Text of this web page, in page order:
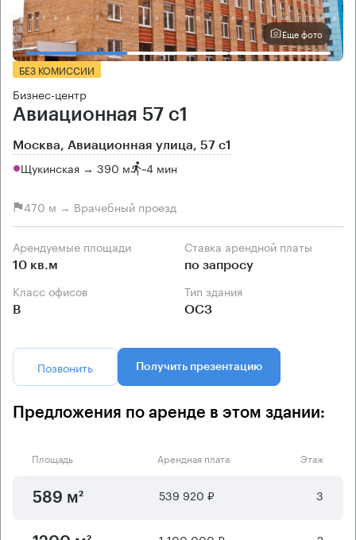
Еще фото
БЕЗ КОМИССИИ
Бизнес-центр
Авиационная 57 с1
Москва, Авиационная улица, 57 с1
Щукинская → 390 м ~4 мин
470 м → Врачебный проезд
Арендуемые площади
10 кв.м
Ставка арендной платы
по запросу
Класс офисов
B
Тип здания
ОСЗ
Позвонить Получить презентацию
Предложения по аренде в этом здании:
Площадь Арендная плата Этаж
589 м² 539 920 ₽ 3